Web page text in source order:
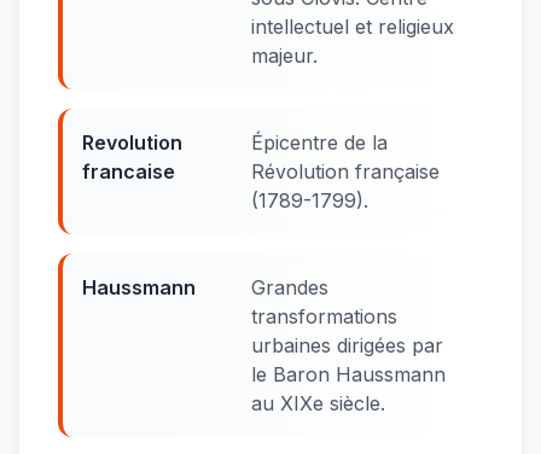
intellectuel et religieux
majeur.
Revolution
francaise
Épicentre de la
Révolution française
(1789-1799).
Haussmann
Grandes
transformations
urbaines dirigées par
le Baron Haussmann
au XIXe siècle.